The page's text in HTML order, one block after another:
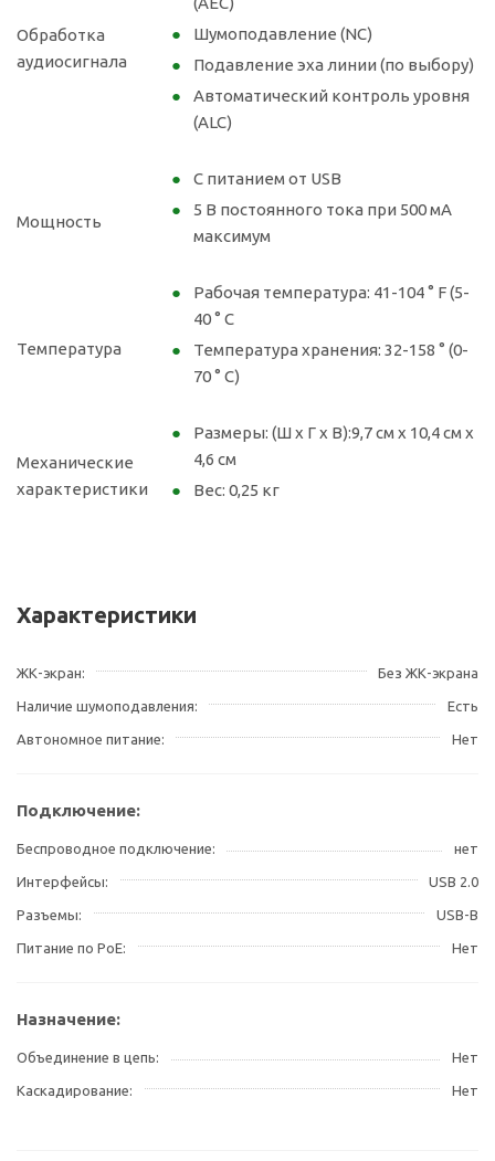
Обработка
аудиосигнала
Шумоподавление (NC)
Подавление эха линии (по выбору)
Автоматический контроль уровня
(ALC)
Мощность
С питанием от USB
5 В постоянного тока при 500 мА
максимум
Температура
Рабочая температура: 41-104 ° F (5-
40 ° C
Температура хранения: 32-158 ° (0-
70 ° C)
Механические
характеристики
Размеры: (Ш x Г x В):9,7 см x 10,4 см x
4,6 см
Вес: 0,25 кг
Характеристики
ЖК-экран Без ЖК-экрана
Наличие шумоподавления Есть
Автономное питание Нет
Подключение:
Беспроводное подключение нет
Интерфейсы USB 2.0
Разъемы USB-B
Питание по PoE Нет
Назначение:
Объединение в цепь Нет
Каскадирование Нет